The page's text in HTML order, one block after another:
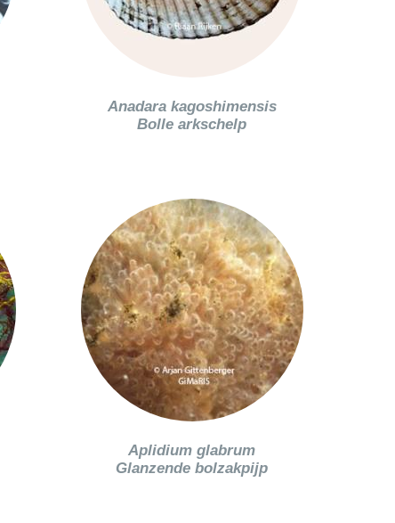
Anadara kagoshimensis
Bolle arkschelp
Aplidium glabrum
Glanzende bolzakpijp